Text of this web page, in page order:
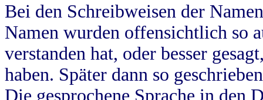
Bei den Schreibweisen der
Namen wurden offensichtlich so
verstanden hat, oder besser
haben. Später dann so
Die gesprochene Sprache in